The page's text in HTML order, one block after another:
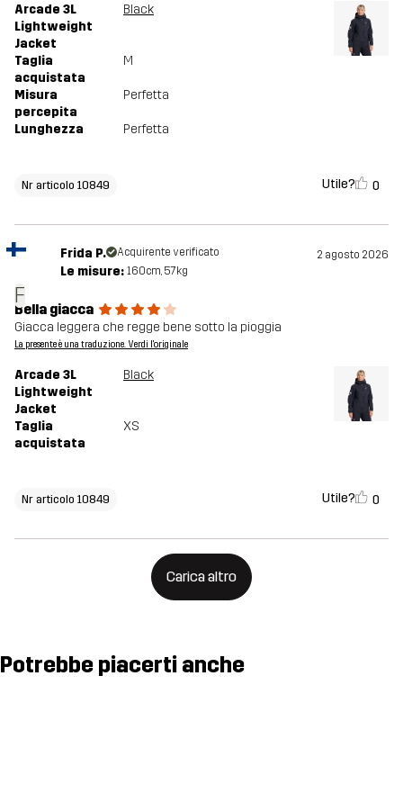
Arcade 3L
Lightweight
Jacket
Black
Taglia
acquistata
M
Misura
percepita
Perfetta
Lunghezza Perfetta
Nr articolo 10849 Utile? 0
F
Frida P. Acquirente verificato 2 agosto 2026
Le misure: 160cm, 57kg
Bella giacca
Giacca leggera che regge bene sotto la pioggia
La presente è una traduzione. Verdi l'originale
Arcade 3L
Lightweight
Jacket
Black
Taglia
acquistata
XS
Nr articolo 10849 Utile? 0
Carica altro
Potrebbe piacerti anche